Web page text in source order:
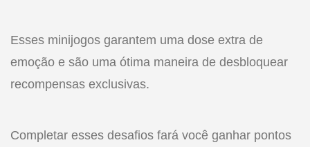
Esses minijogos garantem uma dose extra de
emoção e são uma ótima maneira de desbloquear
recompensas exclusivas.
Completar esses desafios fará você ganhar pontos